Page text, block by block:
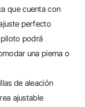
que cuenta con
perfecto
podrá
una pierna o
de aleación
ajustable